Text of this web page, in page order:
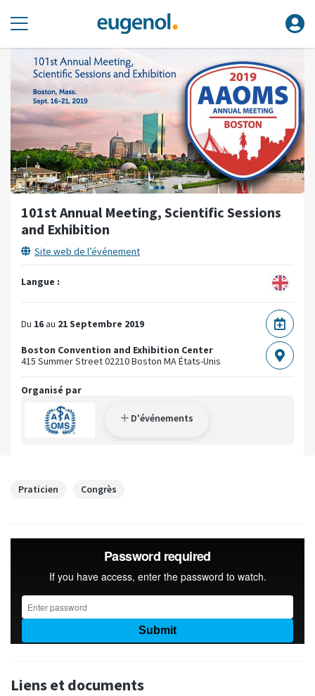
101st Annual Meeting, Scientific Sessions
and Exhibition
Site web de l’événement
Langue :
Du 16au 21 Septembre 2019
Boston Convention and Exhibition Center
415 Summer Street02210 Boston MAÉtats-Unis
Organisé par
D'événements
Praticien Congrès
Liens et documents